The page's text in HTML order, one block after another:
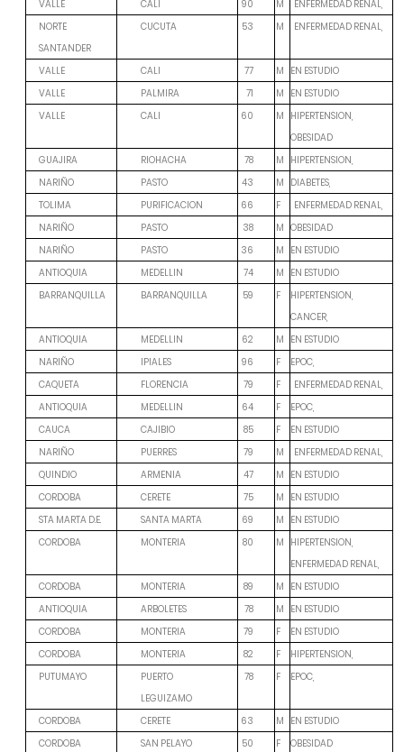
VALLE CALI 90 M
ENFERMEDAD RENAL,
NORTE
SANTANDER
CUCUTA 53 M ENFERMEDAD RENAL,
VALLE CALI 77 M EN ESTUDIO
VALLE
PALMIRA 71 M EN ESTUDIO
VALLE
CALI 60 M HIPERTENSION,
OBESIDAD
GUAJIRA
RIOHACHA 78 M HIPERTENSION,
NARIÑO
PASTO 43 M DIABETES,
TOLIMA
PURIFICACION 66 F
ENFERMEDAD RENAL,
NARIÑO
PASTO 38 M OBESIDAD
NARIÑO
PASTO 36 M EN ESTUDIO
ANTIOQUIA
MEDELLIN 74 M EN ESTUDIO
BARRANQUILLA
BARRANQUILLA 59 F
HIPERTENSION,
CANCER,
ANTIOQUIA
MEDELLIN 62 M EN ESTUDIO
NARIÑO
IPIALES 96 F
EPOC,
CAQUETA
FLORENCIA 79 F
ENFERMEDAD RENAL,
ANTIOQUIA
MEDELLIN 64 F
EPOC,
CAUCA
CAJIBIO 85 F
EN ESTUDIO
NARIÑO
PUERRES 79 M
ENFERMEDAD RENAL,
QUINDIO
ARMENIA 47 M EN ESTUDIO
CORDOBA
CERETE 75 M EN ESTUDIO
STA MARTA D.E.
SANTA MARTA 69 M EN ESTUDIO
CORDOBA
MONTERIA 80 M HIPERTENSION,
ENFERMEDAD RENAL,
CORDOBA
MONTERIA 89 M EN ESTUDIO
ANTIOQUIA
ARBOLETES 78 M EN ESTUDIO
CORDOBA
MONTERIA 79 F
EN ESTUDIO
CORDOBA
MONTERIA 82 F
HIPERTENSION,
PUTUMAYO
PUERTO
LEGUIZAMO
78 F EPOC,
CORDOBA CERETE 63 M EN ESTUDIO
CORDOBA
SAN PELAYO 50 F
OBESIDAD